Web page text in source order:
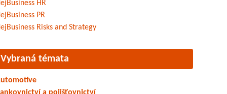
HR
PR
Risks and Strategy
Vybraná témata